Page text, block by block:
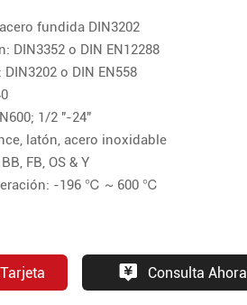
fundida DIN3202
DIN3352 o DIN EN12288
o DIN EN558
1/2 "-24"
latón, acero inoxidable
FB, OS & Y
-196 ℃ ~ 600 ℃
Consulta Ahora